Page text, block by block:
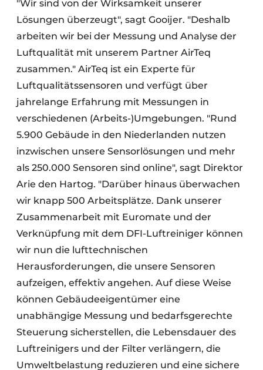
"Wir sind von der Wirksamkeit unserer
Lösungen überzeugt", sagt Gooijer. "Deshalb
arbeiten wir bei der Messung und Analyse der
Luftqualität mit unserem Partner AirTeq
zusammen." AirTeq ist ein Experte für
Luftqualitätssensoren und verfügt über
jahrelange Erfahrung mit Messungen in
verschiedenen (Arbeits-)Umgebungen. "Rund
5.900 Gebäude in den Niederlanden nutzen
inzwischen unsere Sensorlösungen und mehr
als 250.000 Sensoren sind online", sagt Direktor
Arie den Hartog. "Darüber hinaus überwachen
wir knapp 500 Arbeitsplätze. Dank unserer
Zusammenarbeit mit Euromate und der
Verknüpfung mit dem DFI-Luftreiniger können
wir nun die lufttechnischen
Herausforderungen, die unsere Sensoren
aufzeigen, effektiv angehen. Auf diese Weise
können Gebäudeeigentümer eine
unabhängige Messung und bedarfsgerechte
Steuerung sicherstellen, die Lebensdauer des
Luftreinigers und der Filter verlängern, die
Umweltbelastung reduzieren und eine sichere